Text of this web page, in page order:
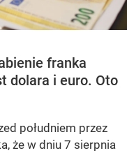
franka
dolara i euro. Oto
południem przez
że w dniu 7 sierpnia